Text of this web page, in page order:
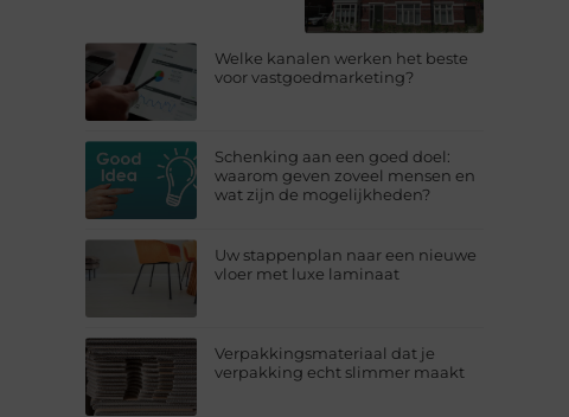
Welke kanalen werken het beste
voor vastgoedmarketing?
Schenking aan een goed doel:
waarom geven zoveel mensen en
wat zijn de mogelijkheden?
Uw stappenplan naar een nieuwe
vloer met luxe laminaat
Verpakkingsmateriaal dat je
verpakking echt slimmer maakt